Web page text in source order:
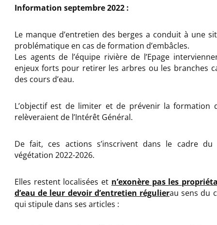
Information septembre 2022 :
Le manque d’entretien des berges a conduit à une
problématique en cas de formation d’embâcles.
Les agents de l’équipe rivière de l’Epage
enjeux forts pour retirer les arbres ou les branches
des cours d’eau.
L’objectif est de limiter et de prévenir la formation
relèveraient de l’Intérêt Général.
De fait, ces actions s’inscrivent dans le cadre
végétation 2022-2026.
Elles restent localisées et n’exonère pas les
d’eau de leur devoir d’entretien régulierau sens du
qui stipule dans ses articles :